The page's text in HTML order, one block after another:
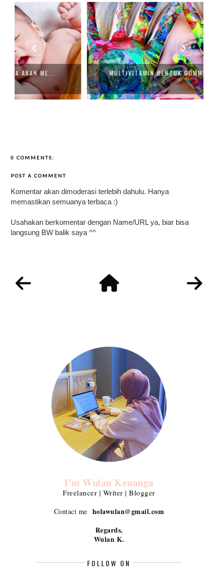
MULTIVITAMIN BENTUK GUMMY BIKIN ANA...
0 COMMENTS:
POST A COMMENT
Komentar akan dimoderasi terlebih dahulu. Hanya
memastikan semuanya terbaca :)
Usahakan berkomentar dengan Name/URL ya, biar bisa
langsung BW balik saya ^^
I'm Wulan Kenanga
Freelancer | Writer | Blogger
Contact me holawulan@gmail.com
Regards,
Wulan K.
FOLLOW ON